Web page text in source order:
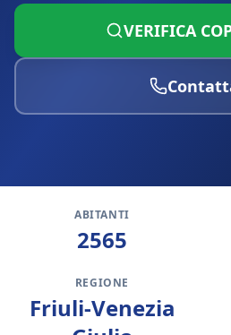
VERIFICA
ABITANTI
2565
REGIONE
Friuli-Venezia